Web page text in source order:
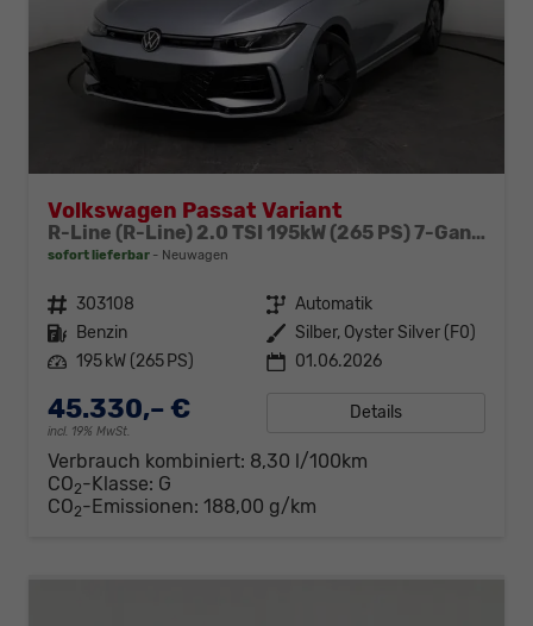
Volkswagen Passat Variant
R-Line (R-Line) 2.0 TSI 195kW (265 PS) 7-Gang DSG 4MOTION
sofort lieferbar Neuwagen
Fahrzeugnr. 303108 Getriebe Automatik
Kraftstoff Benzin Außenfarbe Silber, Oyster Silver (F0)
Leistung 195 kW (265 PS) 01.06.2026
45.330,– €
incl. 19% MwSt.
Details
Verbrauch kombiniert: 8,30 l/100km
CO2-Klasse: G
CO2-Emissionen: 188,00 g/km